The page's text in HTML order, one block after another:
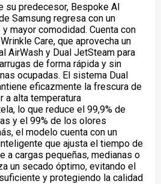
su predecesor, Bespoke AI
Samsung regresa con un
mayor comodidad. Cuenta con
Care, que aprovecha un
AirWash y Dual JetSteam para
de forma rápida y sin
ocupadas. El sistema Dual
eficazmente la frescura de
a alta temperatura
lo que reduce el 99,9% de
y el 99% de los olores
el modelo cuenta con un
que ajusta el tiempo de
a cargas pequeñas, medianas o
un secado óptimo, evitando el
y protegiendo la calidad